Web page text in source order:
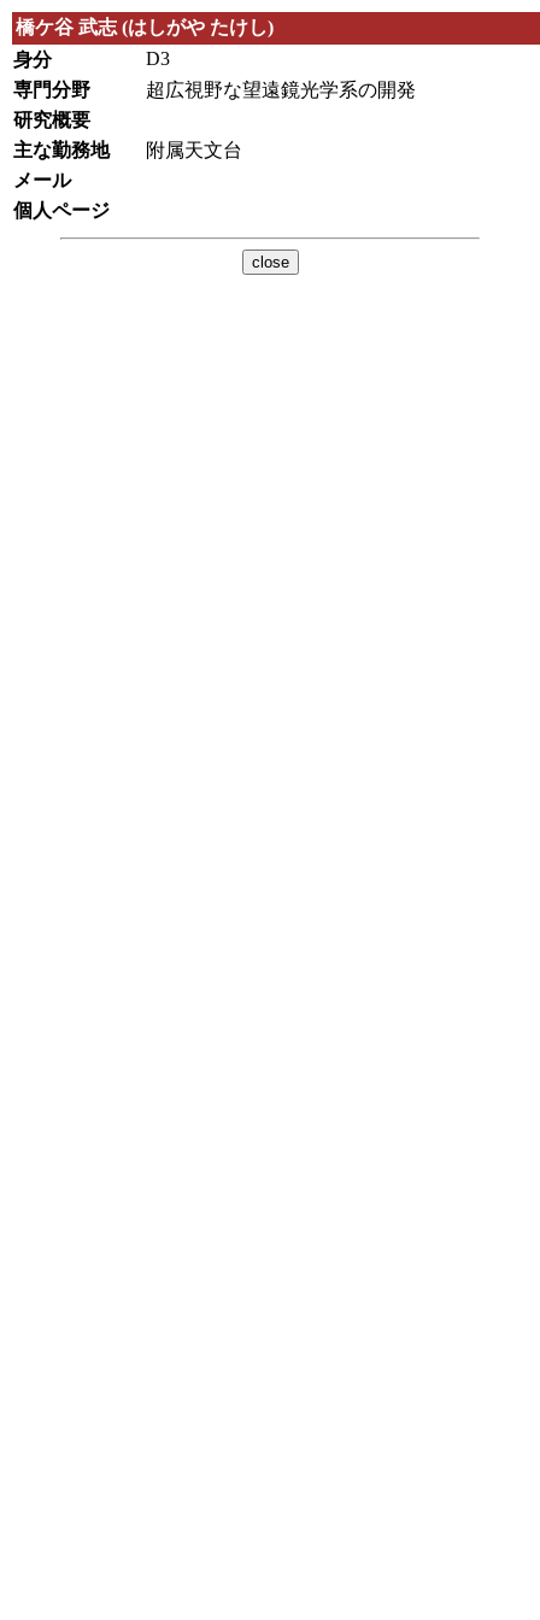
橋ケ谷 武志 (はしがや たけし)
身分
D3
専門分野
超広視野な望遠鏡光学系の開発
研究概要
主な勤務地
附属天文台
メール
個人ページ